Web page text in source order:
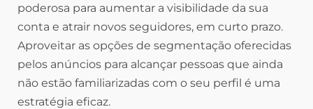
poderosa para aumentar a visibilidade da sua
conta e atrair novos seguidores, em curto prazo.
Aproveitar as opções de segmentação oferecidas
pelos anúncios para alcançar pessoas que ainda
não estão familiarizadas com o seu perfil é uma
estratégia eficaz.